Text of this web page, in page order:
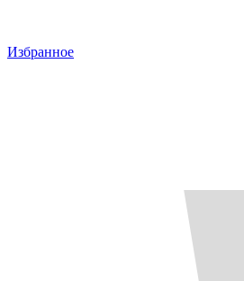
Избранное